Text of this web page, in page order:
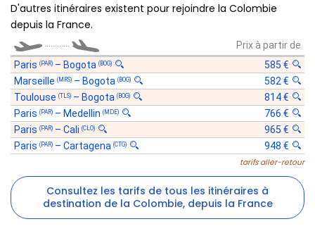
D'autres itinéraires existent pour rejoindre la Colombie
depuis la France.
Prix à partir de
Paris (PAR) – Bogota (BOG)
585 €
Marseille (MRS) – Bogota (BOG)
582 €
Toulouse (TLS) – Bogota (BOG)
814 €
Paris (PAR) – Medellin (MDE)
766 €
Paris (PAR) – Cali (CLO)
965 €
Paris (PAR) – Cartagena (CTG) 948 €
tarifs aller-retour
Consultez les tarifs de tous les itinéraires à
destination de la Colombie, depuis la France